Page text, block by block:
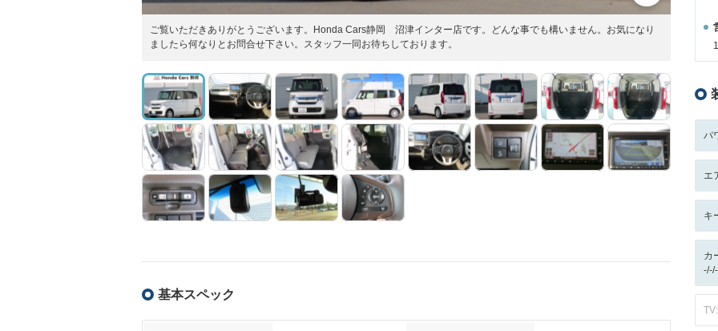
ご覧いただきありがとうございます。Honda Cars静岡 沼津インター店です。どんな事でも構いません。お気になり
ましたら何なりとお問合せ下さい。スタッフ一同お待ちしております。
基本スペック
パ
エ
キ
カ